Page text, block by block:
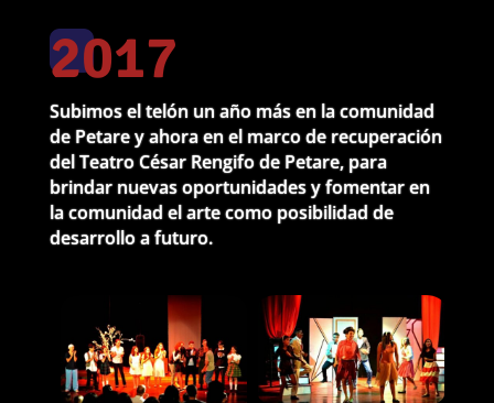
2017
Subimos el telón un año más en la comunidad
de Petare y ahora en el marco de recuperación
del Teatro César Rengifo de Petare, para
brindar nuevas oportunidades y fomentar en
la comunidad el arte como posibilidad de
desarrollo a futuro.